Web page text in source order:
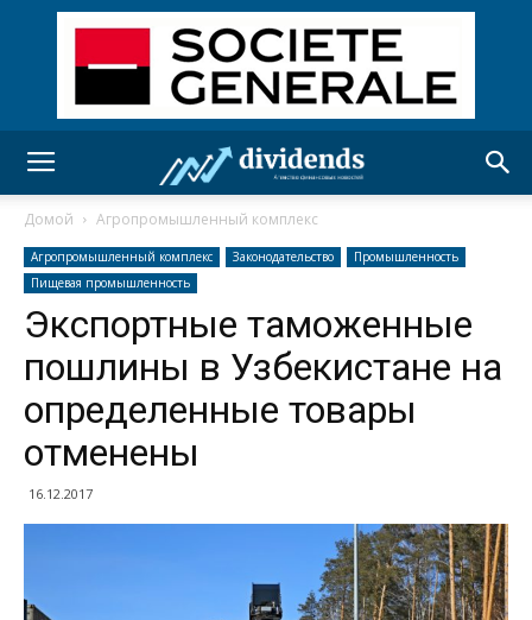
Домой Агропромышленный комплекс
Агропромышленный комплекс Законодательство
Промышленность
Пищевая промышленность
Экспортные таможенные
пошлины в Узбекистане на
определенные товары
отменены
16.12.2017